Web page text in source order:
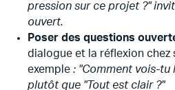
pression sur ce projet ?"
ouvert.
Poser des questions
dialogue et la réflexion chez
exemple : "Comment vois-tu
plutôt que "Tout est clair ?"